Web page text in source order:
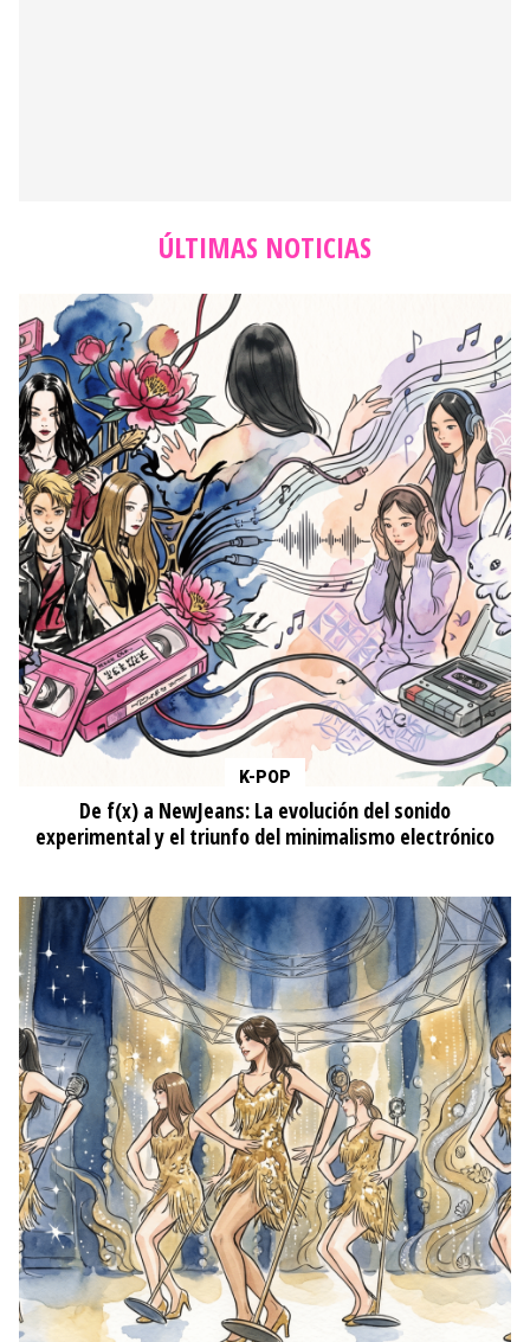
ÚLTIMAS NOTICIAS
K-POP
De f(x) a NewJeans: La evolución del sonido
experimental y el triunfo del minimalismo electrónico